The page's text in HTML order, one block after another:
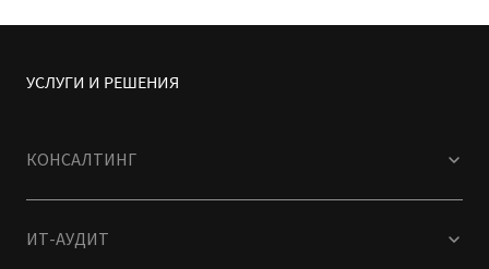
УСЛУГИ И РЕШЕНИЯ
КОНСАЛТИНГ
ИТ-АУДИТ